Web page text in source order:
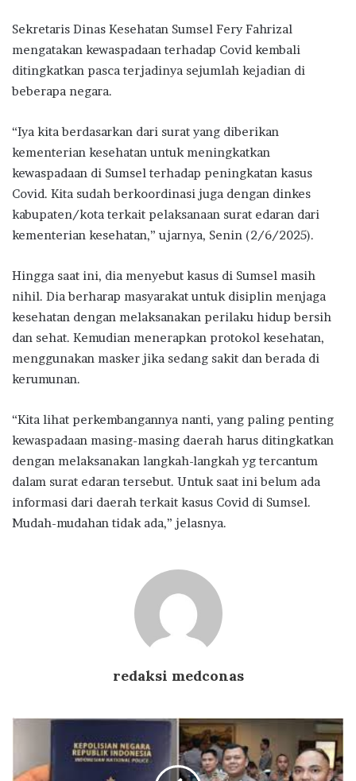
Sekretaris Dinas Kesehatan Sumsel Fery Fahrizal
mengatakan kewaspadaan terhadap Covid kembali
ditingkatkan pasca terjadinya sejumlah kejadian di
beberapa negara.
“Iya kita berdasarkan dari surat yang diberikan
kementerian kesehatan untuk meningkatkan
kewaspadaan di Sumsel terhadap peningkatan kasus
Covid. Kita sudah berkoordinasi juga dengan dinkes
kabupaten/kota terkait pelaksanaan surat edaran dari
kementerian kesehatan,” ujarnya, Senin (2/6/2025).
Hingga saat ini, dia menyebut kasus di Sumsel masih
nihil. Dia berharap masyarakat untuk disiplin menjaga
kesehatan dengan melaksanakan perilaku hidup bersih
dan sehat. Kemudian menerapkan protokol kesehatan,
menggunakan masker jika sedang sakit dan berada di
kerumunan.
“Kita lihat perkembangannya nanti, yang paling penting
kewaspadaan masing-masing daerah harus ditingkatkan
dengan melaksanakan langkah-langkah yg tercantum
dalam surat edaran tersebut. Untuk saat ini belum ada
informasi dari daerah terkait kasus Covid di Sumsel.
Mudah-mudahan tidak ada,” jelasnya.
redaksi medconas